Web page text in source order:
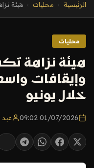
الرئيسية محليات هيئة
محليات
هيئة نزاهة
وإيقافات
خلال يونيو
01/07/2026 09:02 عبد